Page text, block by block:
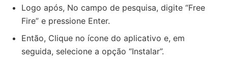
Logo após, No campo de pesquisa, digite “Free
Fire” e pressione Enter.
Então, Clique no ícone do aplicativo e, em
seguida, selecione a opção “Instalar”.